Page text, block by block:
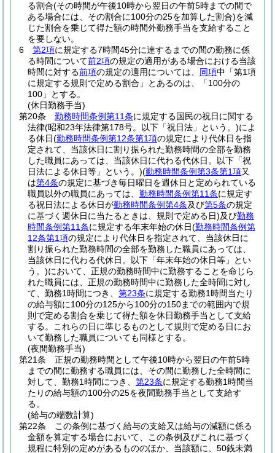
る割合(その時間が午後10時から翌日の午前5時までの間で
ある場合には、その割合に100分の25を加算した割合)を減
じた割合を乗じて得た額の時間外勤務手当を支給すること
を要しない。
6
第2項に規定する7時間45分に達するまでの間の勤務に係
る時間について前2項の規定の適用がある場合における当該
時間に対する前項の規定の適用については、 同項中「第1項
に規定する規則で定める割合」とあるのは、「100分の
100」とする。
(休日勤務手当)
第20条
勤務時間条例第11条に規定する国民の祝日に関する
法律(昭和23年法律第178号。以下「祝日法」という。)によ
る休日(勤務時間条例第12条第1項の規定により代休日を指
定されて、当該休日に割り振られた勤務時間の全部を勤務
した職員にあっては、当該休日に代わる代休日。以下「祝
日法による休日等」という。)(勤務時間条例第3条第1項又
は第4条の規定に基づき毎日曜日を週休日と定められている
職員以外の職員にあっては、 勤務時間条例第11条に規定す
る祝日法による休日が勤務時間条例第4条及び第5条の規定
に基づく週休日に当たるときは、規則で定める日)及び勤務
時間条例第11条に規定する年末年始の休日(勤務時間条例第
12条第1項の規定により代休日を指定されて、当該休日に
割り振られた勤務時間の全部を勤務した職員にあっては、
当該休日に代わる代休日。以下「年末年始の休日等」とい
う。)において、正規の勤務時間中に勤務することを命じら
れた職員には、正規の勤務時間中に勤務した全時間に対し
て、勤務1時間につき、 第23条に規定する勤務1時間当たり
の給与額に100分の125から100分の150までの範囲内で規
則で定める割合を乗じて得た額を休日勤務手当として支給
する。
これらの日に準じるものとして規則で定める日にお
いて勤務した職員についても同様とする。
(夜間勤務手当)
第21条
正規の勤務時間として午後10時から翌日の午前5時
までの間に勤務する職員には、その間に勤務した全時間に
対して、勤務1時間につき、 第23条に規定する勤務1時間当
たりの給与額の100分の25を夜間勤務手当として支給す
る。
(給与の端数計算)
第22条
この条例に基づく給与の支給又は給与の減額に係る
金額を算定する場合において、この条例及びこれに基づく
規程に特別の定めがあるもののほか、当該額に、50銭未満